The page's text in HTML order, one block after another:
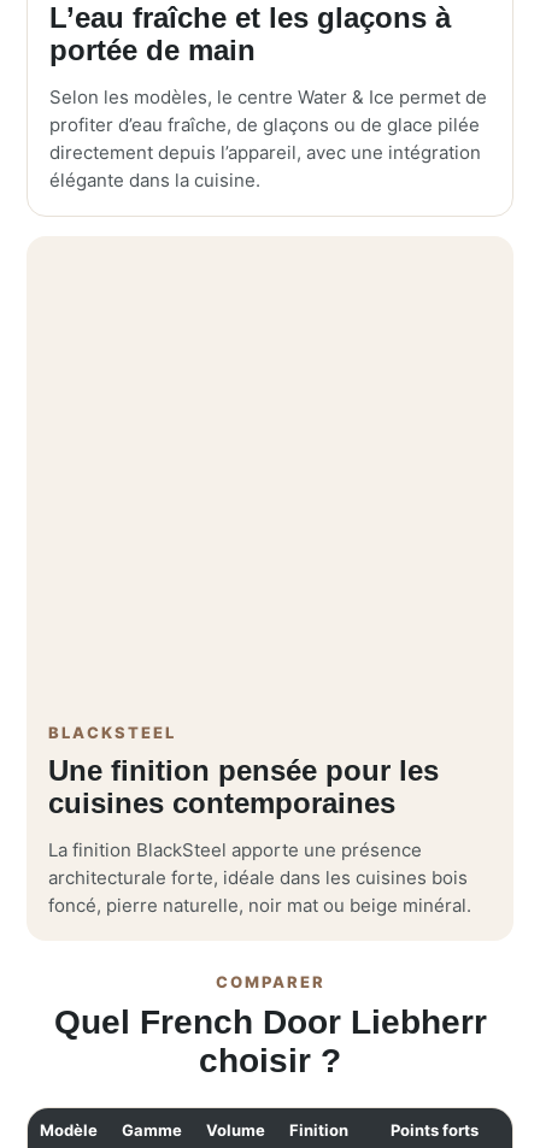
L’eau fraîche et les glaçons à
portée de main
Selon les modèles, le centre Water & Ice permet de
profiter d’eau fraîche, de glaçons ou de glace pilée
directement depuis l’appareil, avec une intégration
élégante dans la cuisine.
BLACKSTEEL
Une finition pensée pour les
cuisines contemporaines
La finition BlackSteel apporte une présence
architecturale forte, idéale dans les cuisines bois
foncé, pierre naturelle, noir mat ou beige minéral.
COMPARER
Quel French Door Liebherr
choisir ?
Modèle Gamme Volume Finition Points forts